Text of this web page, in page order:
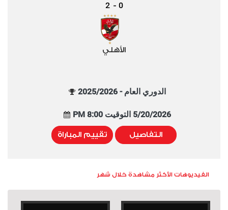
0
-
2
الأهلي
الدوري العام - 2025/2026
5/20/2026 التوقيت 8:00 PM
التفاصيل تقييم المباراة
الفيديوهات الأكثر مشاهدة خلال شهر